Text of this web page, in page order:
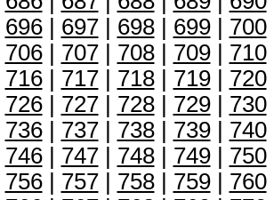
696| 697| 698| 699| 700|
706| 707| 708| 709| 710|
716| 717| 718| 719| 720|
726| 727| 728| 729| 730|
736| 737| 738| 739| 740|
746| 747| 748| 749| 750|
756| 757| 758| 759| 760|